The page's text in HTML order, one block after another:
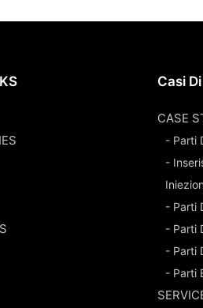
Casi
CASE
- Parti
-
- Parti
- Parti
- Parti
- Parti